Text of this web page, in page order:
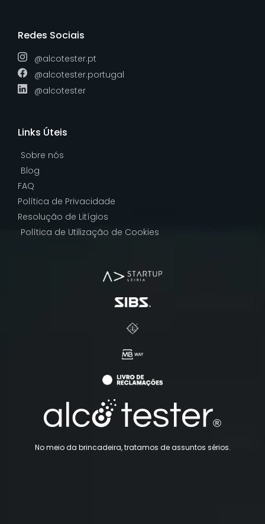
Redes Sociais
@alcotester.pt
@alcotester.portugal
@alcotester
Links Úteis
Sobre nós
Blog
FAQ
Política de Privacidade
Resolução de Litígios
Política de Utilização de Cookies
No meio da brincadeira, tratamos de assuntos sérios.